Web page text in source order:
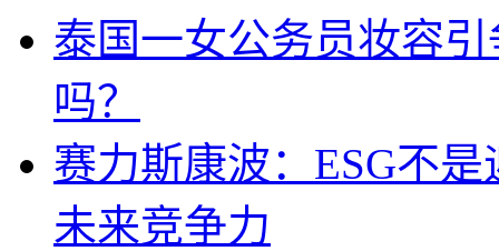
泰国一女公务员妆容
吗？
赛力斯康波：ESG不
未来竞争力